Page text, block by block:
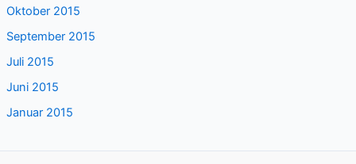
Oktober 2015
September 2015
Juli 2015
Juni 2015
Januar 2015